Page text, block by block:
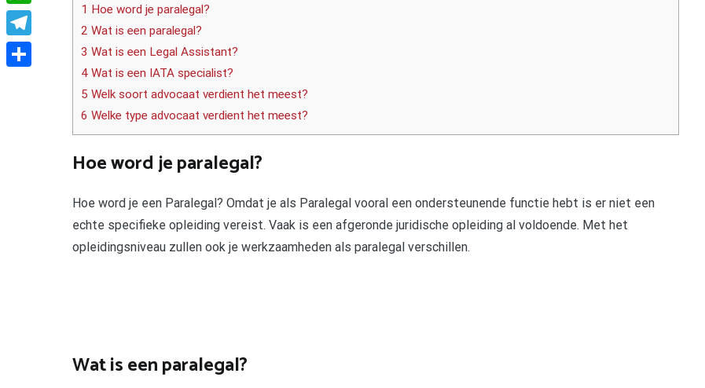
1 Hoe word je paralegal?
2 Wat is een paralegal?
3 Wat is een Legal Assistant?
4 Wat is een IATA specialist?
5 Welk soort advocaat verdient het meest?
6 Welke type advocaat verdient het meest?
Hoe word je paralegal?
Hoe word je een Paralegal? Omdat je als Paralegal vooral een ondersteunende functie hebt is er niet een
echte specifieke opleiding vereist. Vaak is een afgeronde juridische opleiding al voldoende. Met het
opleidingsniveau zullen ook je werkzaamheden als paralegal verschillen.
Wat is een paralegal?
WhatsApp
Telegram